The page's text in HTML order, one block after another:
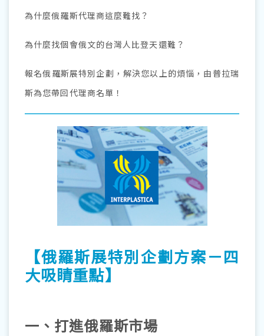
為什麼俄羅斯代理商這麼難找？
為什麼找個會俄文的台灣人比登天還難？
報名俄羅斯展特別企劃，解決您以上的煩惱， 由普拉瑞
斯為您帶回代理商名單 ！
【俄羅斯展特別企劃方案－四
大吸睛重點】
一、打進俄羅斯市場